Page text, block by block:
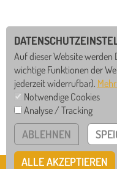
Auf dieser Website werden
wichtige Funktionen der
jederzeit widerrufbar).
Notwendige Cookies
Analyse / Tracking
ABLEHNEN
ALLE AKZEPTIEREN